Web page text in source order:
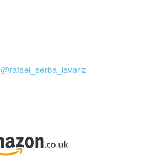
@rafael_serba_lavariz